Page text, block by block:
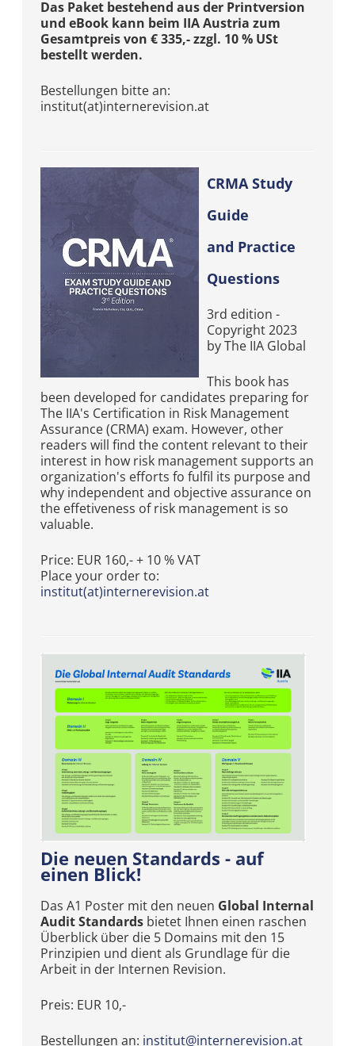
Das Paket bestehend aus der Printversion
und eBook kann beim IIA Austria zum
Gesamtpreis von € 335,- zzgl. 10 % USt
bestellt werden.
Bestellungen bitte an:
institut(at)internerevision.at
CRMA Study
Guide
and Practice
Questions
3rd edition -
Copyright 2023
by The IIA Global
This book has
been developed for candidates preparing for
The IIA's Certification in Risk Management
Assurance (CRMA) exam. However, other
readers will find the content relevant to their
interest in how risk management supports an
organization's efforts fo fulfil its purpose and
why independent and objective assurance on
the effetiveness of risk management is so
valuable.
Price: EUR 160,- + 10 % VAT
Place your order to:
institut(at)internerevision.at
Die neuen Standards - auf
einen Blick!
Das A1 Poster mit den neuen Global Internal
Audit Standards bietet Ihnen einen raschen
Überblick über die 5 Domains mit den 15
Prinzipien und dient als Grundlage für die
Arbeit in der Internen Revision.
Preis: EUR 10,-
Bestellungen an: institut@internerevision.at